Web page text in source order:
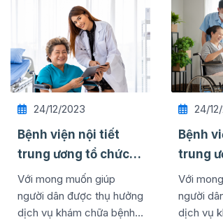
24/12/2023
Bệnh viện nội tiết
trung ương tổ chức
thành công lễ kỷ
niệm ngày quốc tế ...
Với mong muốn giúp
người dân được thụ hưởng
dịch vụ khám chữa bệnh
24/
Bệnh
trung
thành
niệm
Với
người
dịch vụ